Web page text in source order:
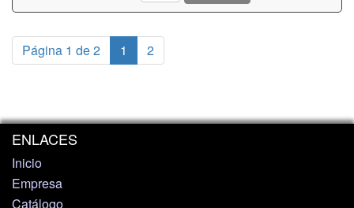
Página 1 de 2 1 2
ENLACES
Inicio
Empresa
Catálogo